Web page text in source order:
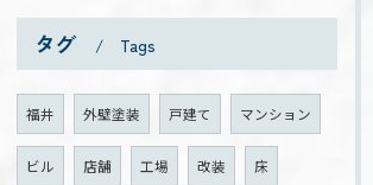
タグ Tags
福井 外壁塗装 戸建て マンション
ビル 店舗 工場 改装 床